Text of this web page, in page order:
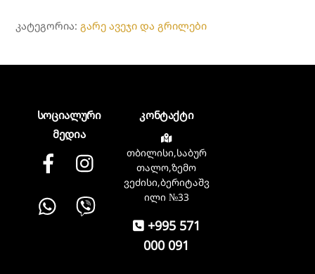
და
სავარძელი)
ᲙᲐᲢᲔᲒᲝᲠᲘᲐ:გარე ავეჯი და გრილები
სოციალური
მედია
Facebook instagram
Whatsapp
კონტაქტი
თბილისი,საბურ
თალო,ზემო
ვეძისი,ბერიტაშვ
ილი №33
+995 571
000 091